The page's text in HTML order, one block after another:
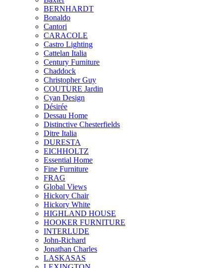
BERNHARDT
Bonaldo
Cantori
CARACOLE
Castro Lighting
Cattelan Italia
Century Furniture
Chaddock
Christopher Guy
COUTURE Jardin
Cyan Design
Désirée
Dessau Home
Distinctive Chesterfields
Ditre Italia
DURESTA
EICHHOLTZ
Essential Home
Fine Furniture
FRAG
Global Views
Hickory Chair
Hickory White
HIGHLAND HOUSE
HOOKER FURNITURE
INTERLUDE
John-Richard
Jonathan Charles
LASKASAS